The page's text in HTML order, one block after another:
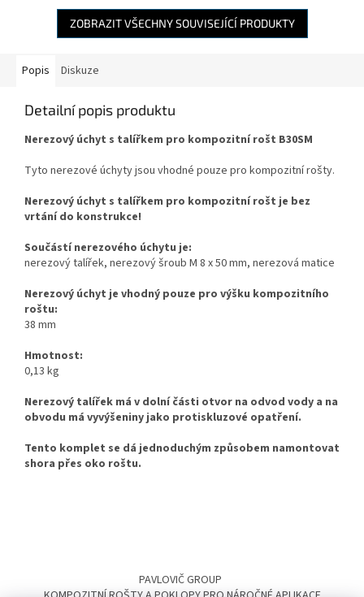
ZOBRAZIT VŠECHNY SOUVISEJÍCÍ PRODUKTY
Popis Diskuze
Detailní popis produktu
Nerezový úchyt s talířkem pro kompozitní rošt B30SM
Tyto nerezové úchyty jsou vhodné pouze pro kompozitní rošty.
Nerezový úchyt s talířkem pro kompozitní rošt je bez
vrtání do konstrukce!
Součástí nerezového úchytu je:
nerezový talířek, nerezový šroub M 8 x 50 mm, nerezová matice
Nerezový úchyt je vhodný pouze pro výšku kompozitního
roštu:
38 mm
Hmotnost:
0,13 kg
Nerezový talířek má v dolní části otvor na odvod vody a na
obvodu má vyvýšeniny jako protiskluzové opatření.
Tento komplet se dá jednoduchým způsobem namontovat
shora přes oko roštu.
PAVLOVIČ GROUP